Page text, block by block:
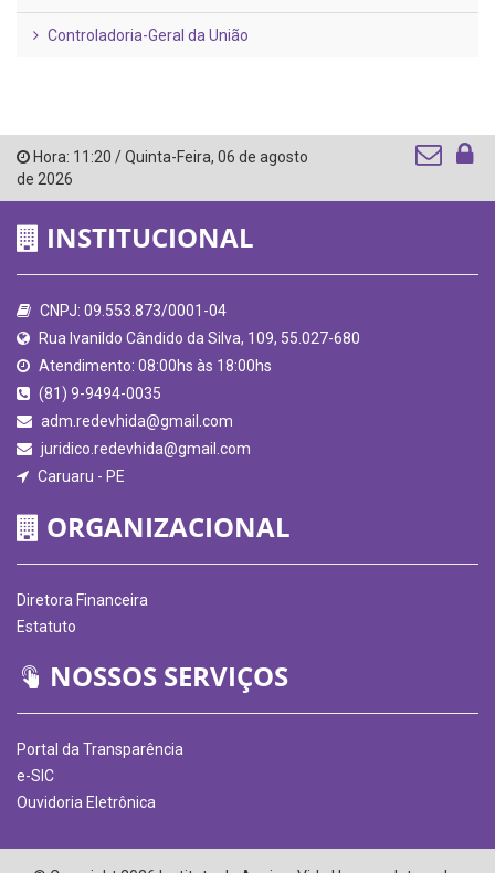
Controladoria-Geral da União
Hora: 11:20 /Quinta-Feira, 06 de agosto
de 2026
INSTITUCIONAL
CNPJ: 09.553.873/0001-04
Rua Ivanildo Cândido da Silva, 109, 55.027-680
Atendimento: 08:00hs às 18:00hs
(81) 9-9494-0035
adm.redevhida@gmail.com
juridico.redevhida@gmail.com
Caruaru - PE
ORGANIZACIONAL
Diretora Financeira
Estatuto
NOSSOS SERVIÇOS
Portal da Transparência
e-SIC
Ouvidoria Eletrônica